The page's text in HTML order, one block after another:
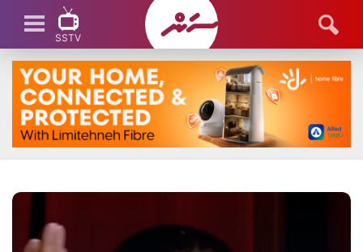
SSTV
SSTV LIVE